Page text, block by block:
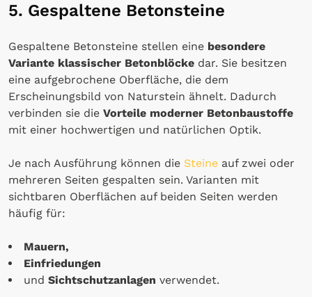
5. Gespaltene Betonsteine
Gespaltene Betonsteine stellen eine besondere
Variante klassischer Betonblöcke dar. Sie besitzen
eine aufgebrochene Oberfläche, die dem
Erscheinungsbild von Naturstein ähnelt. Dadurch
verbinden sie die Vorteile moderner Betonbaustoffe
mit einer hochwertigen und natürlichen Optik.
Je nach Ausführung können die Steine auf zwei oder
mehreren Seiten gespalten sein. Varianten mit
sichtbaren Oberflächen auf beiden Seiten werden
häufig für:
Mauern,
Einfriedungen
und Sichtschutzanlagen verwendet.